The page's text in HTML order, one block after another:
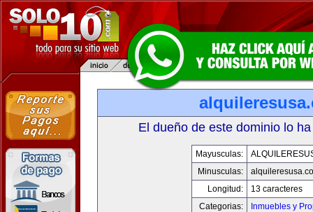
El dueño de este dominio lo
Mayusculas:
Minusculas:
Longitud:
13 caracteres
Categorias:
Inmuebles y